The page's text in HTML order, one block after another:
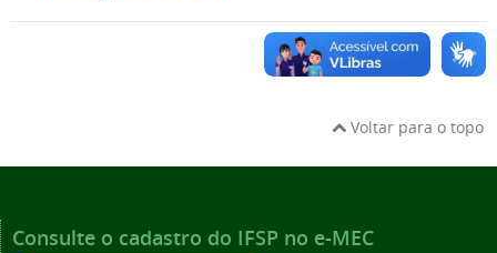
Voltar para o topo
Consulte o cadastro do IFSP no e-MEC